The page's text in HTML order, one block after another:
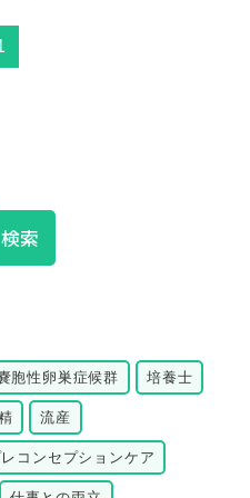
検索
胞性卵巣症候群 培養士
流産
レコンセプションケア